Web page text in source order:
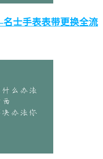
士手表表带更换全流